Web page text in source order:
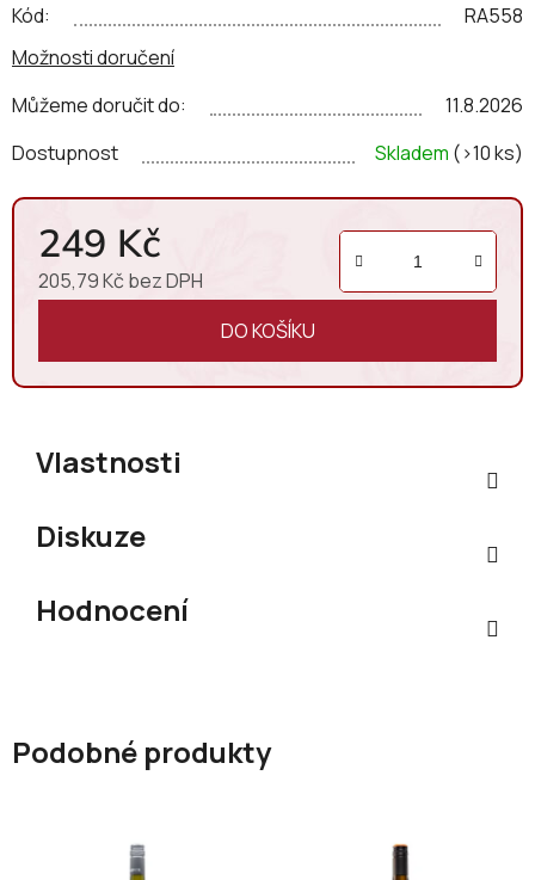
jemnosti, doplněné tóny citrusů, bledého ovoce a broskví a
Dostupnost Skladem (>10 ks)
Můžeme doručit do: 11.8.2026
Možnosti doručení
Kód: RA558
249 Kč
205,79 Kč bez DPH
DO KOŠÍKU
Vlastnosti
Diskuze
Hodnocení
Podobné produkty